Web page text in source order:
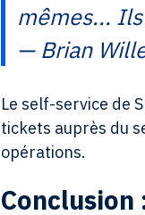
mêmes...
— Brian
Le self-service de
tickets auprès du
opérations.